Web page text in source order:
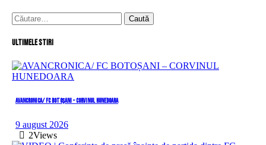
Caută
după:
Ultimele stiri
AVANCRONICA/ FC BOTOȘANI – CORVINUL HUNEDOARA
9 august 2026
2Views